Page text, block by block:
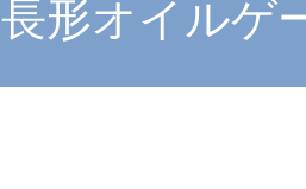
長形オイルゲ